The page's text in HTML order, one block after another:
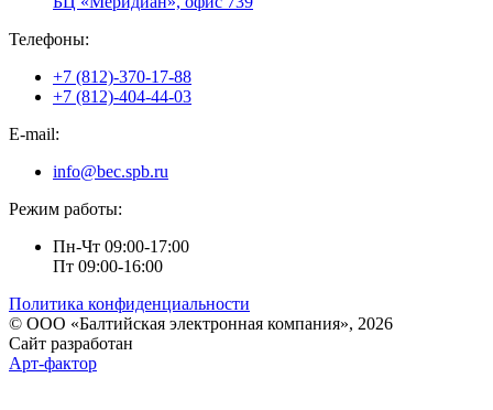
Телефоны:
+7 (812)-370-17-88
+7 (812)-404-44-03
E-mail:
info@bec.spb.ru
Режим работы:
Пн-Чт 09:00-17:00
Пт 09:00-16:00
Политика конфиденциальности
© ООО «Балтийская электронная компания», 2026
Сайт разработан
Арт-фактор